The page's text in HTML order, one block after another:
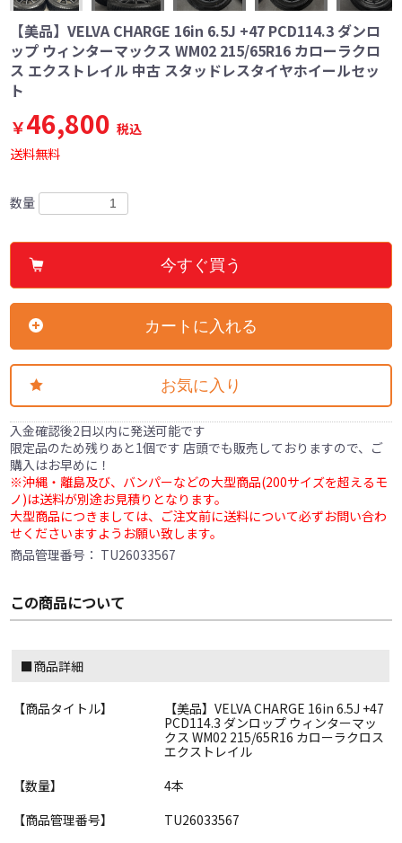
【美品】VELVA CHARGE 16in 6.5J +47 PCD114.3 ダンロ
ップ ウィンターマックス WM02 215/65R16 カローラクロ
ス エクストレイル 中古 スタッドレスタイヤホイールセッ
ト
￥46,800 税込
送料無料
数量
今すぐ買う
カートに入れる
お気に入り
入金確認後2日以内に発送可能です
限定品のため残りあと1個です 店頭でも販売しておりますので、ご
購入はお早めに！
※沖縄・離島及び、バンパーなどの大型商品(200サイズを超えるモ
ノ)は送料が別途お見積りとなります。
大型商品につきましては、ご注文前に送料について必ずお問い合わ
せくださいますようお願い致します。
商品管理番号： TU26033567
この商品について
■商品詳細
【商品タイトル】
【美品】VELVA CHARGE 16in 6.5J +47
PCD114.3 ダンロップ ウィンターマッ
クス WM02 215/65R16 カローラクロス
エクストレイル
【数量】
4本
【商品管理番号】
TU26033567